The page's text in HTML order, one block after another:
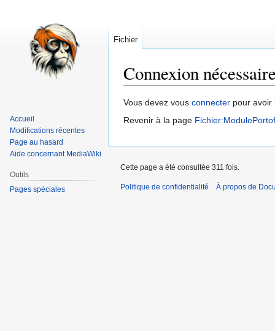
Connexion
Aller
à
Aller
à
Vous devez vous connecter pour avoir
Revenir à la page
Fichier
Accueil
Modifications récentes
Page au hasard
Aide concernant MediaWiki
Outils
Pages spéciales
Cette page a été consultée 311 fois.
Politique de confidentialité À propos de